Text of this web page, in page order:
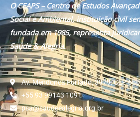
O CEAPS – Centro de Estudos
Social e Ambiental, instituição civil
fundada em 1985, representa
Saúde & Alegria.
Av. Mendonça Furtado, 3979, CEP
+55 93 99143 1091
psa@saudeealegria.org.br